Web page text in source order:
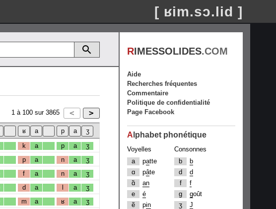
[ ʁim.sɔ.lid ]
1 à 100 sur 3865
k a p a ʒ
p a n a ʒ
f a n a ʒ
d a l a ʒ
m a ʁ a ʒ
RIMESSOLIDES.COM
Aide
Recherches fréquentes
Commentaire
Politique de confidentialité
Page Facebook
A lphabet phonétique
Voyelles
a
patte
ɑ
pâte
ɑ̃
an
e
é
ẽ
pin
Consonnes
b
b
d
d
f
f
g
goût
ʒ
J